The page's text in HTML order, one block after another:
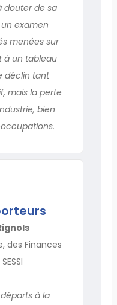
douter de sa
examen
menées sur
à un tableau
déclin tant
mais la perte
bien
des Finances
à la